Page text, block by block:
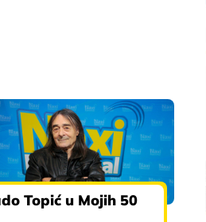
Topić u Mojih 50